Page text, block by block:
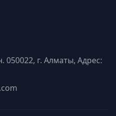
050022, г. Алматы, Адрес: